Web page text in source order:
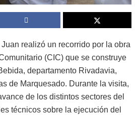
realizó un recorrido por la obra
(CIC) que se construye
departamento Rivadavia,
de Marquesado. Durante la visita,
de los distintos sectores del
técnicos sobre la ejecución del